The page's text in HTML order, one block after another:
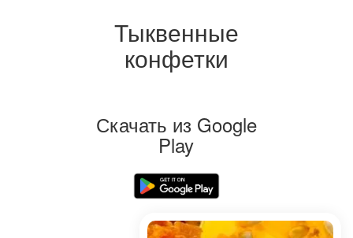
Тыквенные
конфетки
Скачать из Google
Play